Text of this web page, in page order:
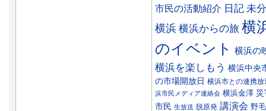
市民の活動紹介 日記 未
横浜 横浜からの旅 横
のイベント
横浜の
横浜を楽しもう 横浜中央
の市場開放日 横浜市との連携放
浜市民メディア連絡会 横浜金澤
市民 生放送 脱原発 講演会 野毛